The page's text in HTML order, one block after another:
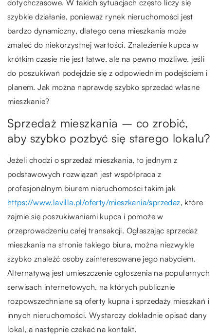
dotychczasowe. W takich sytuacjach często liczy się
szybkie działanie, ponieważ rynek nieruchomości jest
bardzo dynamiczny, dlatego cena mieszkania może
zmaleć do niekorzystnej wartości. Znalezienie kupca w
krótkim czasie nie jest łatwe, ale na pewno możliwe, jeśli
do poszukiwań podejdzie się z odpowiednim podejściem i
planem. Jak można naprawdę szybko sprzedać własne
mieszkanie?
Sprzedaż mieszkania – co zrobić,
aby szybko pozbyć się starego lokalu?
Jeżeli chodzi o sprzedaż mieszkania, to jednym z
podstawowych rozwiązań jest współpraca z
profesjonalnym biurem nieruchomości takim jak
https://www.lavilla.pl/oferty/mieszkania/sprzedaz, które
zajmie się poszukiwaniami kupca i pomoże w
przeprowadzeniu całej transakcji. Ogłaszając sprzedaż
mieszkania na stronie takiego biura, można niezwykle
szybko znaleźć osoby zainteresowane jego nabyciem.
Alternatywą jest umieszczenie ogłoszenia na popularnych
serwisach internetowych, na których publicznie
rozpowszechniane są oferty kupna i sprzedaży mieszkań i
innych nieruchomości. Wystarczy dokładnie opisać dany
lokal, a następnie czekać na kontakt.